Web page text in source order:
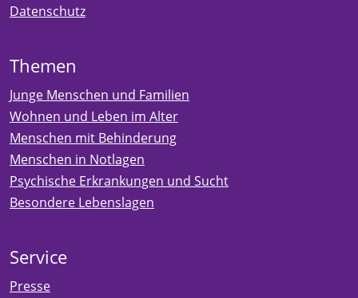
Datenschutz
Themen
Junge Menschen und Familien
Wohnen und Leben im Alter
Menschen mit Behinderung
Menschen in Notlagen
Psychische Erkrankungen und Sucht
Besondere Lebenslagen
Service
Presse